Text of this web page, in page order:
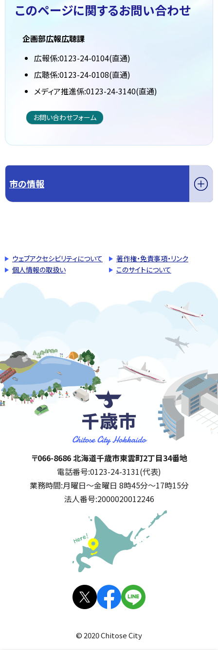
このページに関するお問い合わせ
企画部広報広聴課
広報係:0123-24-0104(直通)
広聴係:0123-24-0108(直通)
メディア推進係:0123-24-3140(直通)
お問い合わせフォーム
市の情報
ウェブアクセシビリティについて
著作権・免責事項・リンク
個人情報の取扱い
このサイトについて
千歳市
住所:
〒066-8686 北海道千歳市東雲町2丁目34番地
電話番号:0123-24-3131(代表)
業務時間:月曜日～金曜日 8時45分～17時15分
法人番号:2000020012246
公式SNS
© 2020 Chitose City